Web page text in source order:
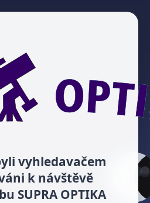
vyhledavačem
k návštěvě
SUPRA OPTIKA